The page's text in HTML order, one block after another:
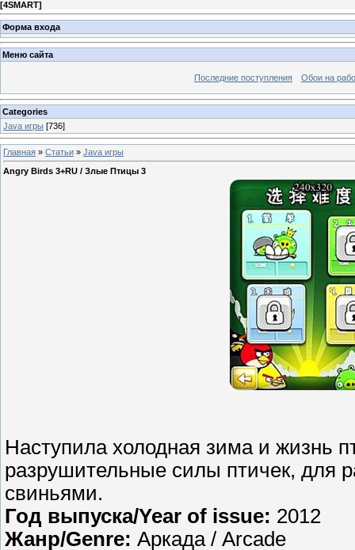
[4SMART]
Форма входа
Меню сайта
Последние поступления Обои на
Categories
Java игры [736]
Главная » Статьи » Java игры
Angry Birds 3+RU / Злые Птицы 3
Наступила холодная зима и жизнь
разрушительные силы птичек, для
свиньями.
Год выпуска/Year of issue: 2012
Жанр/Genre: Аркада / Arcade